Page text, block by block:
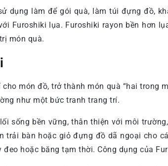
dụng làm để gói quà, làm túi đựng đồ,
Furoshiki lụa. Furoshiki rayon bền hơn
món quà.
món đồ, trở thành món quà “hai trong
như một bức tranh trang trí.
sống bền vững, thân thiện với môi
trải bàn hoặc giỏ đựng đồ dã ngoại cho
hoặc băng tạm thời. Công dụng của